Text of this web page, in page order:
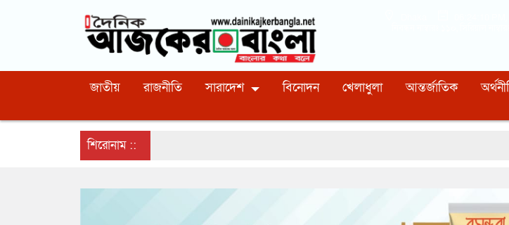
জাতীয় রাজনীতি সারাদেশ বিনোদন খেলাধুলা আন্তর্জাতিক
শিরোনাম :: খেলাধুলা